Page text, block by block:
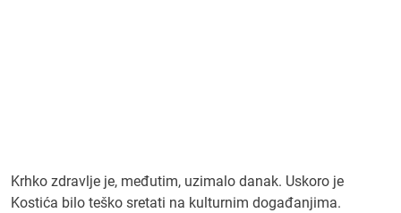
Krhko zdravlje je, međutim, uzimalo danak. Uskoro je
Kostića bilo teško sretati na kulturnim događanjima.